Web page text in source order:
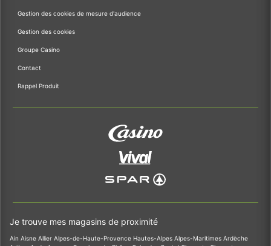
Gestion des cookies de mesure d'audience
Gestion des cookies
Groupe Casino
Contact
Rappel Produit
Je trouve mes magasins de proximité
Ain Aisne Allier Alpes-de-Haute-Provence Hautes-Alpes Alpes-Maritimes Ardèche